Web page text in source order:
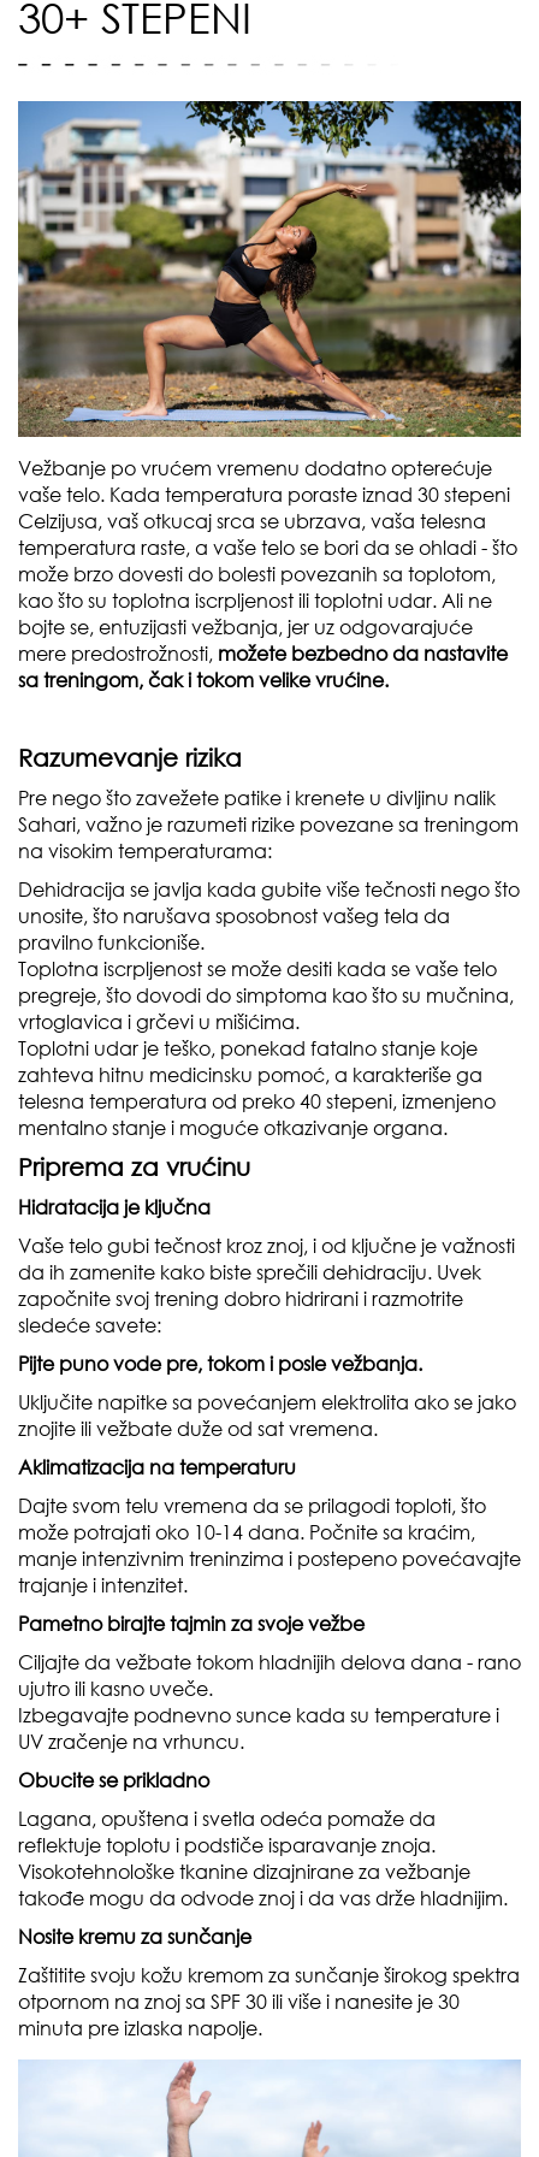
30+ STEPENI
Vežbanje po vrućem vremenu dodatno opterećuje
vaše telo. Kada temperatura poraste iznad 30 stepeni
Celzijusa, vaš otkucaj srca se ubrzava, vaša telesna
temperatura raste, a vaše telo se bori da se ohladi - što
može brzo dovesti do bolesti povezanih sa toplotom,
kao što su toplotna iscrpljenost ili toplotni udar. Ali ne
bojte se, entuzijasti vežbanja, jer uz odgovarajuće
mere predostrožnosti, možete bezbedno da nastavite
sa treningom, čak i tokom velike vrućine.
Razumevanje rizika
Pre nego što zavežete patike i krenete u divljinu nalik
Sahari, važno je razumeti rizike povezane sa treningom
na visokim temperaturama:
Dehidracija se javlja kada gubite više tečnosti nego što
unosite, što narušava sposobnost vašeg tela da
pravilno funkcioniše.
Toplotna iscrpljenost se može desiti kada se vaše telo
pregreje, što dovodi do simptoma kao što su mučnina,
vrtoglavica i grčevi u mišićima.
Toplotni udar je teško, ponekad fatalno stanje koje
zahteva hitnu medicinsku pomoć, a karakteriše ga
telesna temperatura od preko 40 stepeni, izmenjeno
mentalno stanje i moguće otkazivanje organa.
Priprema za vrućinu
Hidratacija je ključna
Vaše telo gubi tečnost kroz znoj, i od ključne je važnosti
da ih zamenite kako biste sprečili dehidraciju. Uvek
započnite svoj trening dobro hidrirani i razmotrite
sledeće savete:
Pijte puno vode pre, tokom i posle vežbanja.
Uključite napitke sa povećanjem elektrolita ako se jako
znojite ili vežbate duže od sat vremena.
Aklimatizacija na temperaturu
Dajte svom telu vremena da se prilagodi toploti, što
može potrajati oko 10-14 dana. Počnite sa kraćim,
manje intenzivnim treninzima i postepeno povećavajte
trajanje i intenzitet.
Pametno birajte tajmin za svoje vežbe
Ciljajte da vežbate tokom hladnijih delova dana - rano
ujutro ili kasno uveče.
Izbegavajte podnevno sunce kada su temperature i
UV zračenje na vrhuncu.
Obucite se prikladno
Lagana, opuštena i svetla odeća pomaže da
reflektuje toplotu i podstiče isparavanje znoja.
Visokotehnološke tkanine dizajnirane za vežbanje
takođe mogu da odvode znoj i da vas drže hladnijim.
Nosite kremu za sunčanje
Zaštitite svoju kožu kremom za sunčanje širokog spektra
otpornom na znoj sa SPF 30 ili više i nanesite je 30
minuta pre izlaska napolje.